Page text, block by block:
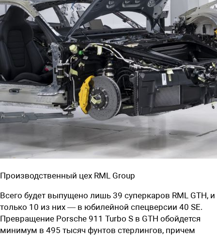
Производственный цех RML Group
Всего будет выпущено лишь 39 суперкаров RML GTH, и
только 10 из них — в юбилейной спецверсии 40 SE.
Превращение Porsche 911 Turbo S в GTH обойдется
минимум в 495 тысяч фунтов стерлингов, причем